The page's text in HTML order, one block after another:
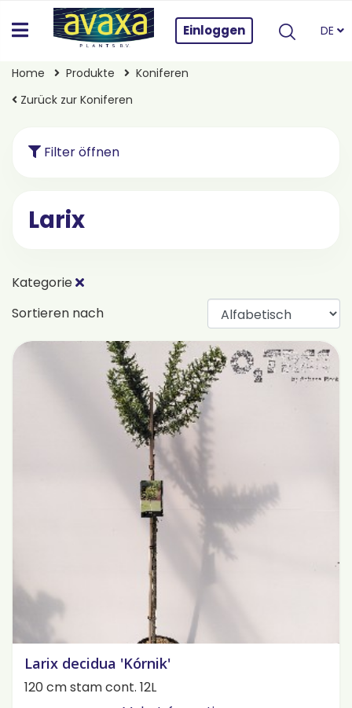
Einloggen DE
Home Produkte
Koniferen
Zurück zur Koniferen
Filter öffnen
Larix
Kategorie
Sortieren nach
Larix decidua 'Kórnik'
120 cm stam cont. 12L